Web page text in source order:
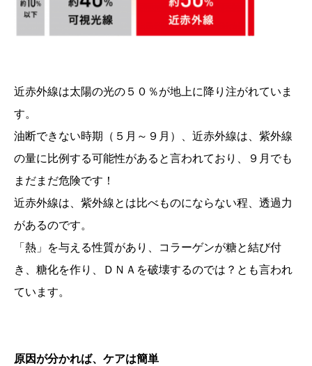
近赤外線は太陽の光の５０％が地上に降り注がれていま
す。
油断できない時期（５月～９月）、近赤外線は、紫外線
の量に比例する可能性があると言われており、９月でも
まだまだ危険です！
近赤外線は、紫外線とは比べものにならない程、透過力
があるのです。
「熱」を与える性質があり、コラーゲンが糖と結び付
き、糖化を作り、ＤＮＡを破壊するのでは？とも言われ
ています。
原因が分かれば、ケアは簡単